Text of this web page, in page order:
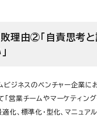
理由②「自責思考
ビジネスのベンチャー企業に
営業チームやマーケティン
化、標準化・型化、マニュア